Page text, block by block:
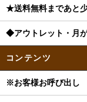
★送料無料まであと
◆アウトレット・月
コンテンツ
※お客様お呼び出し